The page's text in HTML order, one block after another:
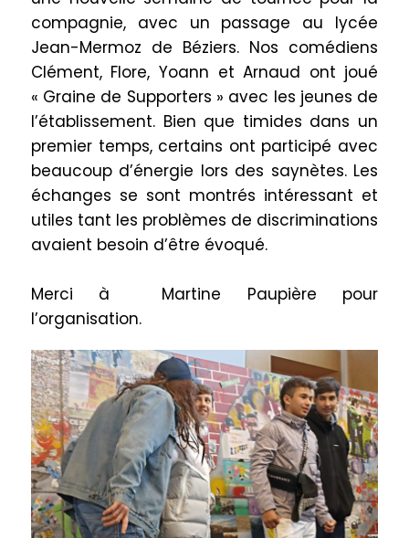
compagnie, avec un passage au lycée
Jean-Mermoz de Béziers. Nos comédiens
Clément, Flore, Yoann et Arnaud ont joué
« Graine de Supporters » avec les jeunes de
l’établissement. Bien que timides dans un
premier temps, certains ont participé avec
beaucoup d’énergie lors des saynètes. Les
échanges se sont montrés intéressant et
utiles tant les problèmes de discriminations
avaient besoin d’être évoqué.
Merci à Martine Paupière pour
l’organisation.